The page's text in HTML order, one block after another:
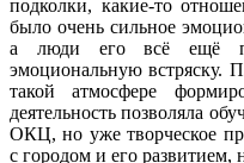
подколки, какие-то
было очень сильное
а люди его всё ещё
эмоциональную встряску.
такой атмосфере
деятельность позволяла
ОКЦ, но уже творческое
с городом и его развитием,